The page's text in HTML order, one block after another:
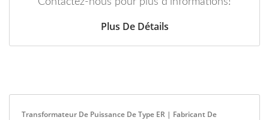
Plus De Détails
Transformateur De Puissance De Type ER | Fabricant De